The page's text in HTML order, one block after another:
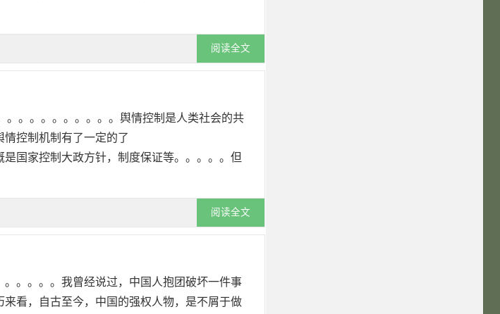
阅读全文
。。。。。。。。。舆情控制是人类社会的共
控制机制有了一定的了
国家控制大政方针，制度保证等。。。。。但
阅读全文
。。。。我曾经说过，中国人抱团破坏一件事
看，自古至今，中国的强权人物，是不屑于做